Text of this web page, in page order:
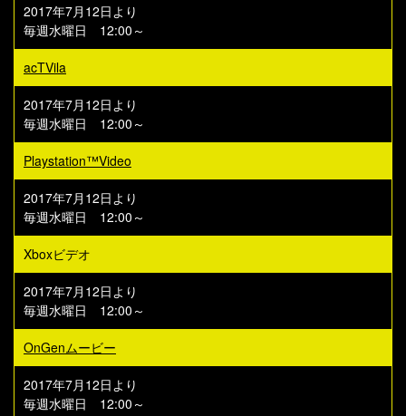
2017年7月12日より
毎週水曜日 12:00～
acTVila
2017年7月12日より
毎週水曜日 12:00～
Playstation™Video
2017年7月12日より
毎週水曜日 12:00～
Xboxビデオ
2017年7月12日より
毎週水曜日 12:00～
OnGenムービー
2017年7月12日より
毎週水曜日 12:00～